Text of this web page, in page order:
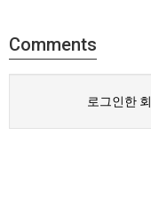
Comments
로그인한